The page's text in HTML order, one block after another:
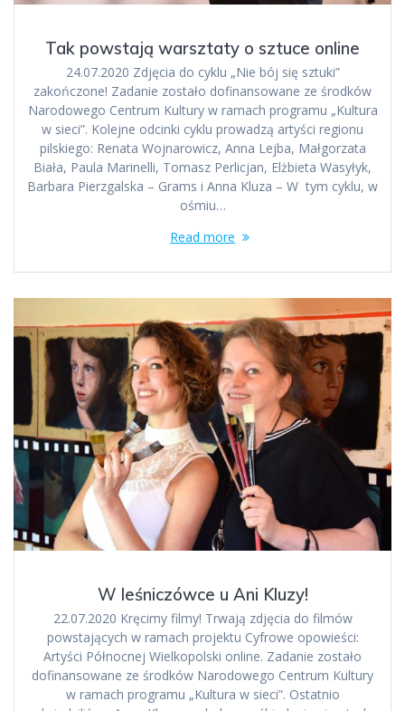
Tak powstają warsztaty o sztuce online
24.07.2020 Zdjęcia do cyklu „Nie bój się sztuki”
zakończone! Zadanie zostało dofinansowane ze środków
Narodowego Centrum Kultury w ramach programu „Kultura
w sieci”. Kolejne odcinki cyklu prowadzą artyści regionu
pilskiego: Renata Wojnarowicz, Anna Lejba, Małgorzata
Biała, Paula Marinelli, Tomasz Perlicjan, Elżbieta Wasyłyk,
Barbara Pierzgalska – Grams i Anna Kluza – W tym cyklu, w
ośmiu…
Read more
W leśniczówce u Ani Kluzy!
22.07.2020 Kręcimy filmy! Trwają zdjęcia do filmów
powstających w ramach projektu Cyfrowe opowieści:
Artyści Północnej Wielkopolski online. Zadanie zostało
dofinansowane ze środków Narodowego Centrum Kultury
w ramach programu „Kultura w sieci”. Ostatnio